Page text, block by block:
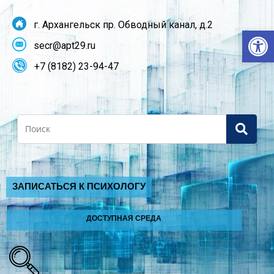
г. Архангельск пр. Обводный канал, д.2
secr@apt29.ru
+7 (8182) 23-94-47
Search
ЗАПИСАТЬСЯ К ПСИХОЛОГУ
ДОСТУПНАЯ СРЕДА